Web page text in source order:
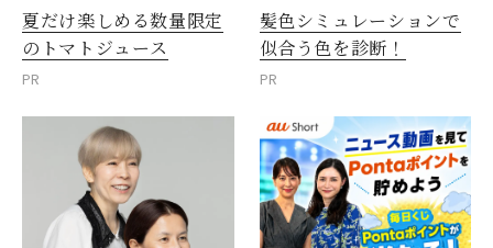
夏だけ楽しめる数量限定
のトマトジュース
PR
髪色シミュレーションで
似合う色を診断！
PR